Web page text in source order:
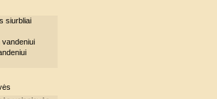
siurbliai
vandeniui